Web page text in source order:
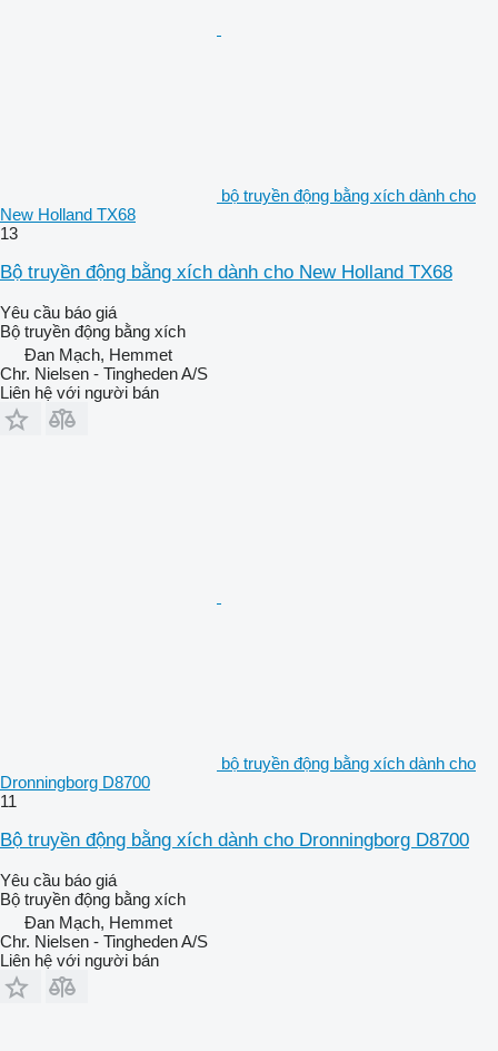
bộ truyền động bằng xích dành cho
New Holland TX68
13
Bộ truyền động bằng xích dành cho New Holland TX68
Yêu cầu báo giá
Bộ truyền động bằng xích
Đan Mạch, Hemmet
Chr. Nielsen - Tingheden A/S
Liên hệ với người bán
bộ truyền động bằng xích dành cho
Dronningborg D8700
11
Bộ truyền động bằng xích dành cho Dronningborg D8700
Yêu cầu báo giá
Bộ truyền động bằng xích
Đan Mạch, Hemmet
Chr. Nielsen - Tingheden A/S
Liên hệ với người bán